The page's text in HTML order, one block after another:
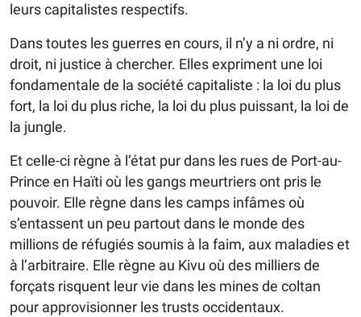
leurs capitalistes respectifs.
Dans toutes les guerres en cours, il n’y a ni ordre, ni
droit, ni justice à chercher. Elles expriment une loi
fondamentale de la société capitaliste : la loi du plus
fort, la loi du plus riche, la loi du plus puissant, la loi de
la jungle.
Et celle-ci règne à l’état pur dans les rues de Port-au-
Prince en Haïti où les gangs meurtriers ont pris le
pouvoir. Elle règne dans les camps infâmes où
s’entassent un peu partout dans le monde des
millions de réfugiés soumis à la faim, aux maladies et
à l’arbitraire. Elle règne au Kivu où des milliers de
forçats risquent leur vie dans les mines de coltan
pour approvisionner les trusts occidentaux.